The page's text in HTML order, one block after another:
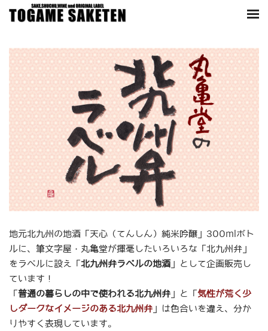
地元北九州の地酒「天心（てんしん）純米吟醸」300mlボト
ルに、筆文字屋・丸亀堂が揮毫したいろいろな「北九州弁」
をラベルに設え「北九州弁ラベルの地酒 」として企画販売し
ています！
「普通の暮らしの中で使われる北九州弁 」と「気性が荒く少
しダークなイメージのある北九州弁 」は色合いを違え、分か
りやすく表現しています。